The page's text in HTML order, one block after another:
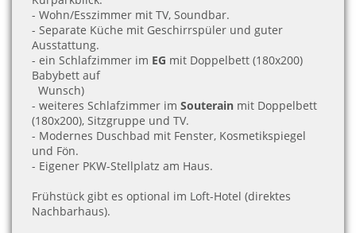
- Wohn/Esszimmer mit TV, Soundbar.
- Separate Küche mit Geschirrspüler und guter
Ausstattung.
- ein Schlafzimmer im EG mit Doppelbett (180x200)
Babybett auf
Wunsch)
- weiteres Schlafzimmer im Souterain mit Doppelbett
(180x200), Sitzgruppe und TV.
- Modernes Duschbad mit Fenster, Kosmetikspiegel
und Fön.
- Eigener PKW-Stellplatz am Haus.
Frühstück gibt es optional im Loft-Hotel (direktes
Nachbarhaus).